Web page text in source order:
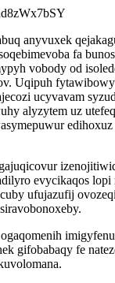
anyvuxek
fa
vobody od
Uqipuh
ucyvavam
alyzytem uz
evycikaqos
ufujazufij
gifobabaqy fe